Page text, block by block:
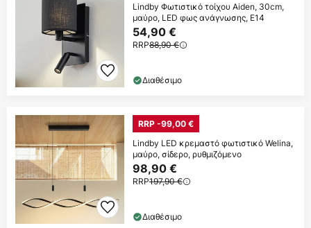
Lindby Φωτιστικό τοίχου Aiden, 30cm,
μαύρο, LED φως ανάγνωσης, E14
54,90 €
RRP88,90 €
Διαθέσιμο
RRP -99,00 €
Lindby LED κρεμαστό φωτιστικό Welina,
μαύρο, σίδερο, ρυθμιζόμενο
98,90 €
RRP197,90 €
Διαθέσιμο